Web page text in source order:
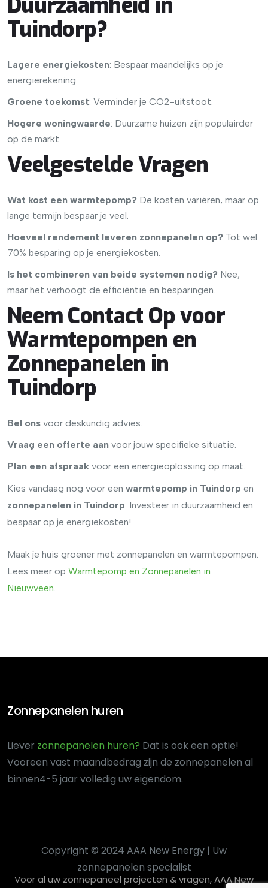
Tuindorp?
Lagere energiekosten: Bespaar maandelijks op je
energierekening.
Groene toekomst: Verminder je CO2-uitstoot.
Hogere woningwaarde: Duurzame huizen zijn populairder
op de markt.
Veelgestelde Vragen
Wat kost een warmtepomp? De kosten variëren, maar op
lange termijn bespaar je veel.
Hoeveel rendement leveren zonnepanelen op? Tot wel
70% besparing op je energiekosten.
Is het combineren van beide systemen nodig? Nee,
maar het verhoogt de efficiëntie en besparingen.
Neem Contact Op voor
Warmtepompen en
Zonnepanelen in
Tuindorp
Bel ons voor deskundig advies.
Vraag een offerte aan voor jouw specifieke situatie.
Plan een afspraak voor een energieoplossing op maat.
Kies vandaag nog voor een warmtepomp in Tuindorp en
zonnepanelen in Tuindorp. Investeer in duurzaamheid en
bespaar op je energiekosten!
Maak je huis groener met zonnepanelen en warmtepompen.
Lees meer op Warmtepomp en Zonnepanelen in
Nieuwveen.
Zonnepanelen huren
Liever zonnepanelen huren? Dat is ook een optie!
Vooreen vast maandbedrag zijn de zonnepanelen al
binnen4-5 jaar volledig uw eigendom.
Copyright © 2024 AAA New Energy | Uw
zonnepanelen specialist
Voor al uw zonnepaneel projecten & vragen, AAA New